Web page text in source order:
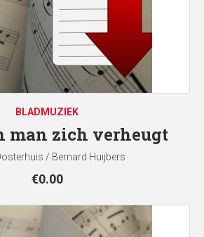
BLADMUZIEK
man zich verheugt
/ Bernard Huijbers
€0.00